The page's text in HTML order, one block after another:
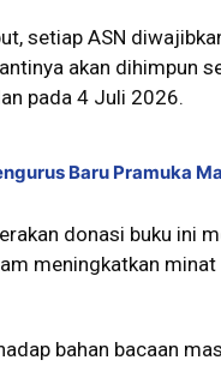
setiap ASN
akan dihimpun
pada 4 Juli 2026.
Baru Pramuka
donasi buku ini
meningkatkan
bahan bacaan